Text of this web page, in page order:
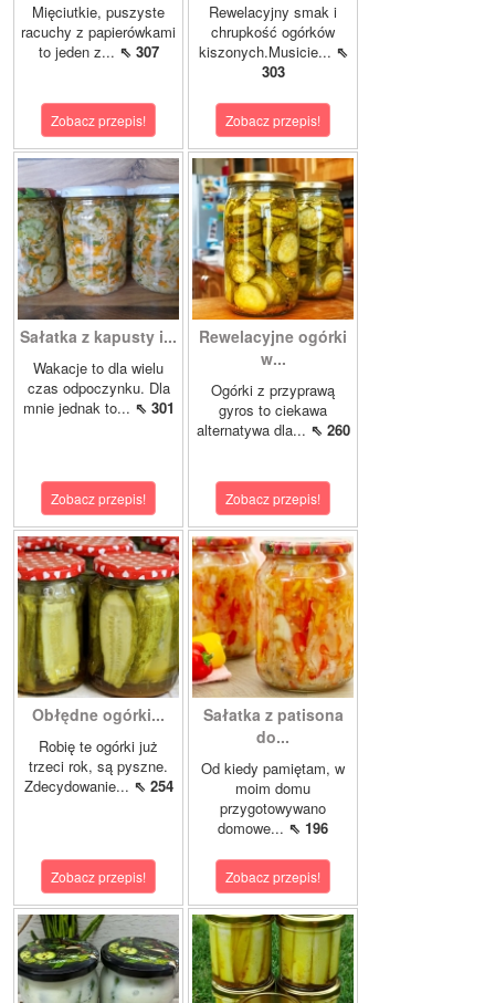
Mięciutkie, puszyste
racuchy z papierówkami
to jeden z... ⇖ 307
Zobacz przepis!
Rewelacyjny smak i
chrupkość ogórków
kiszonych.Musicie... ⇖
303
Zobacz przepis!
Sałatka z kapusty i...
Wakacje to dla wielu
czas odpoczynku. Dla
mnie jednak to... ⇖ 301
Zobacz przepis!
Rewelacyjne ogórki
w...
Ogórki z przyprawą
gyros to ciekawa
alternatywa dla... ⇖ 260
Zobacz przepis!
Obłędne ogórki...
Robię te ogórki już
trzeci rok, są pyszne.
Zdecydowanie... ⇖ 254
Zobacz przepis!
Sałatka z patisona
do...
Od kiedy pamiętam, w
moim domu
przygotowywano
domowe... ⇖ 196
Zobacz przepis!